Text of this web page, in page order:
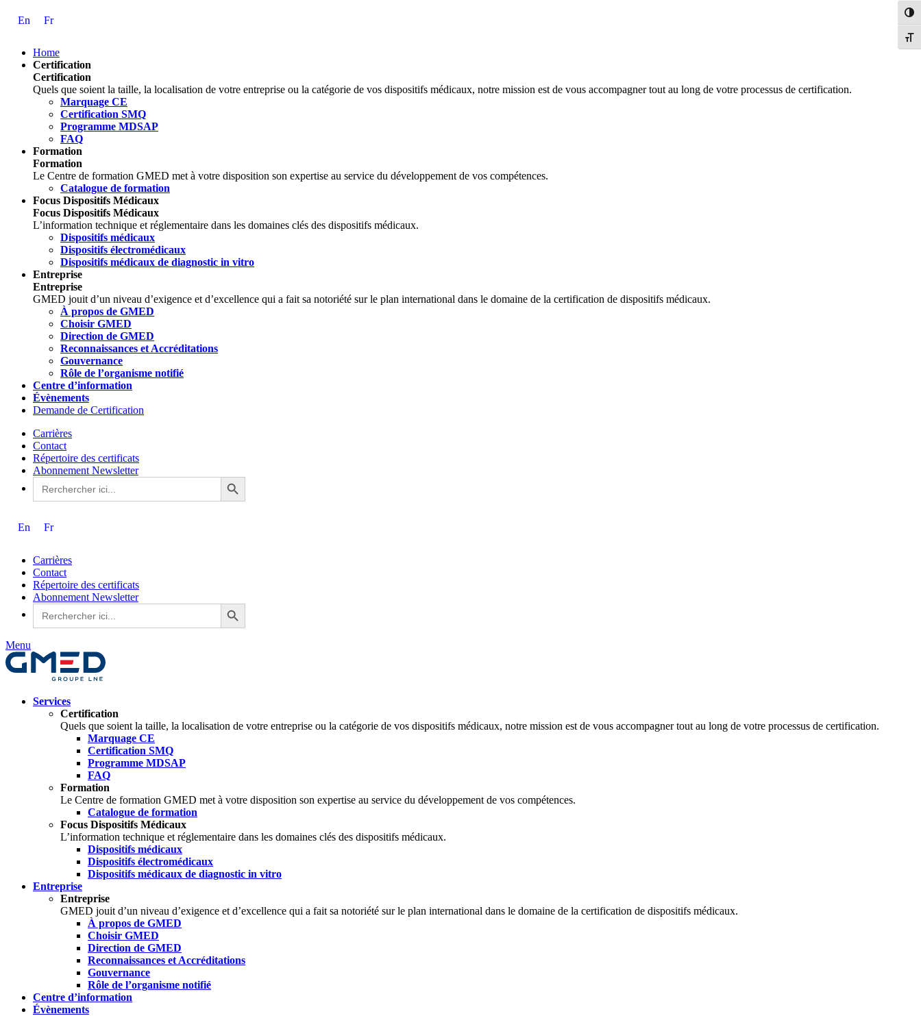
En Fr
Home
Certification
Certification
Quels que soient la taille, la localisation de votre entreprise ou la catégorie de vos dispositifs médicaux, notre mission est de vous accompagner tout au long de votre processus de certification.
Marquage CE
Certification SMQ
Programme MDSAP
FAQ
Formation
Formation
Le Centre de formation GMED met à votre disposition son expertise au service du développement de vos compétences.
Catalogue de formation
Focus Dispositifs Médicaux
Focus Dispositifs Médicaux
L’information technique et réglementaire dans les domaines clés des dispositifs médicaux.
Dispositifs médicaux
Dispositifs électromédicaux
Dispositifs médicaux de diagnostic in vitro
Entreprise
Entreprise
GMED jouit d’un niveau d’exigence et d’excellence qui a fait sa notoriété sur le plan international dans le domaine de la certification de dispositifs médicaux.
À propos de GMED
Choisir GMED
Direction de GMED
Reconnaissances et Accréditations
Gouvernance
Rôle de l’organisme notifié
Centre d’information
Évènements
Demande de Certification
Carrières
Contact
Répertoire des certificats
Abonnement Newsletter
Search
for:
Search Button
En Fr
Carrières
Contact
Répertoire des certificats
Abonnement Newsletter
Search
for:
Search Button
Menu
Services
Certification
Quels que soient la taille, la localisation de votre entreprise ou la catégorie de vos dispositifs médicaux, notre mission est de vous accompagner tout au long de votre processus de certification.
Marquage CE
Certification SMQ
Programme MDSAP
FAQ
Formation
Le Centre de formation GMED met à votre disposition son expertise au service du développement de vos compétences.
Catalogue de formation
Focus Dispositifs Médicaux
L’information technique et réglementaire dans les domaines clés des dispositifs médicaux.
Dispositifs médicaux
Dispositifs électromédicaux
Dispositifs médicaux de diagnostic in vitro
Entreprise
Entreprise
GMED jouit d’un niveau d’exigence et d’excellence qui a fait sa notoriété sur le plan international dans le domaine de la certification de dispositifs médicaux.
À propos de GMED
Choisir GMED
Direction de GMED
Reconnaissances et Accréditations
Gouvernance
Rôle de l’organisme notifié
Centre d’information
Évènements